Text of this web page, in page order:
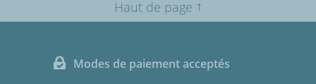
Haut de page ↑
Modes de paiement acceptés